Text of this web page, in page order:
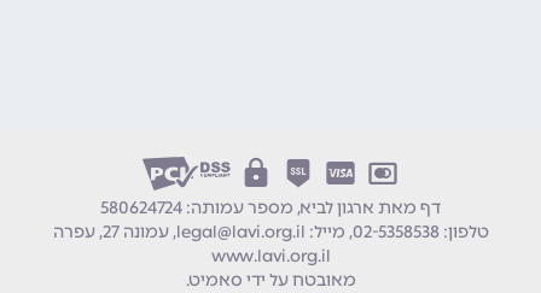
דף מאת ארגון לביא, מספר עמותה: 580624724
טלפון:02-5358538 מייל: legal@lavi.org.il עמונה 27, עפרה
www.lavi.org.il
מאובטח על ידי סאמיט.